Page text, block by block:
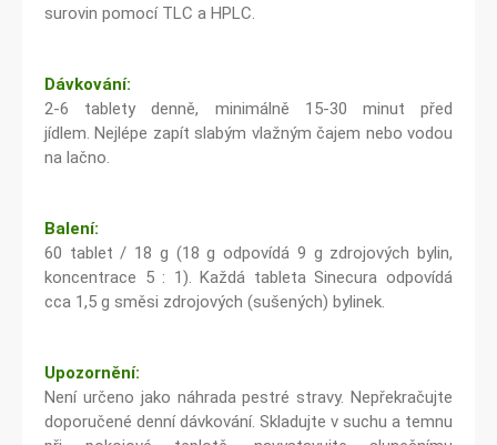
surovin pomocí TLC a HPLC.
Dávkování:
2-6 tablety denně, minimálně 15-30 minut před
jídlem. Nejlépe zapít slabým vlažným čajem nebo vodou
na lačno.
Balení:
60 tablet / 18 g (18 g odpovídá 9 g zdrojových bylin,
koncentrace 5 : 1). Každá tableta Sinecura odpovídá
cca 1,5 g směsi zdrojových (sušených) bylinek.
Upozornění:
Není určeno jako náhrada pestré stravy. Nepřekračujte
doporučené denní dávkování. Skladujte v suchu a temnu